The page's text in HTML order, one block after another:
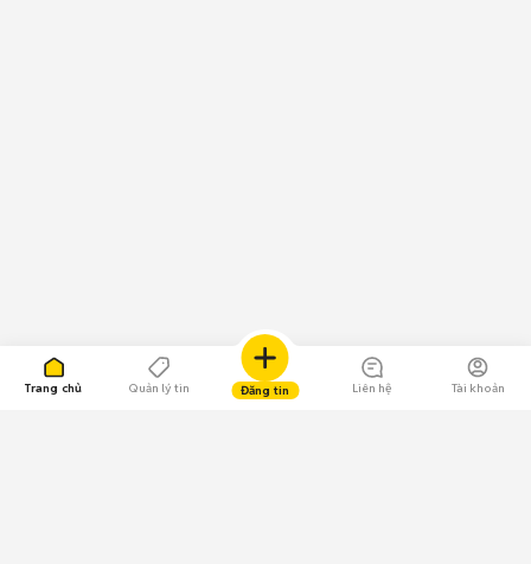
Trang chủ Quản lý tin Đăng tin Liên hệ Tài khoản